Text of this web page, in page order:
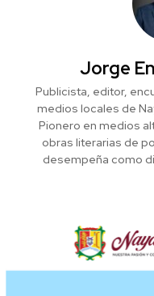
Jorge
Publicista, editor,
medios locales de
Pionero en medios
obras literarias de
desempeña como